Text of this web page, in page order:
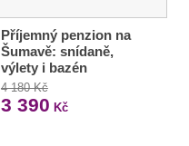
Příjemný penzion na
Šumavě: snídaně,
výlety i bazén
4 180 Kč
3 390 Kč